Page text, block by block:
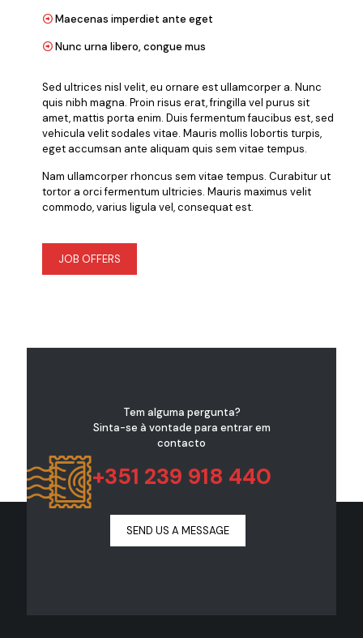
Maecenas imperdiet ante eget
Nunc urna libero, congue mus
Sed ultrices nisl velit, eu ornare est ullamcorper a. Nunc
quis nibh magna. Proin risus erat, fringilla vel purus sit
amet, mattis porta enim. Duis fermentum faucibus est, sed
vehicula velit sodales vitae. Mauris mollis lobortis turpis,
eget accumsan ante aliquam quis sem vitae tempus.
Nam ullamcorper rhoncus sem vitae tempus. Curabitur ut
tortor a orci fermentum ultricies. Mauris maximus velit
commodo, varius ligula vel, consequat est.
JOB OFFERS
Tem alguma pergunta?
Sinta-se à vontade para entrar em
contacto
+351 239 918 440
SEND US A MESSAGE